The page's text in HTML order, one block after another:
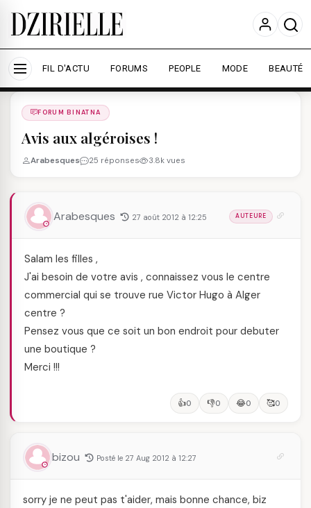
Nous utilisons des cookies pour améliorer votre
expérience et mesurer l'audience.
En savoir plus
Accepter tout Personnaliser
FIL D'ACTU FORUMS PEOPLE MODE BEAUTÉ
Forums
FORUM BINATNA
Avis aux algéroises !
Arabesques 25 réponses 3.8k vues
Arabesques 27 août 2012 à 12:25 AUTEURE
Salam les filles ,
J'ai besoin de votre avis , connaissez vous le centre
commercial qui se trouve rue Victor Hugo à Alger
centre ?
Pensez vous que ce soit un bon endroit pour debuter
une boutique ?
Merci !!!
👍0 👎0 😂0 🥰0
bizou Posté le 27 Aug 2012 à 12:27
sorry je ne peut pas t'aider, mais bonne chance, biz